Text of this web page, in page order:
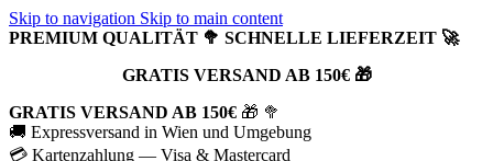
Skip to navigation Skip to main content
PREMIUM QUALITÄT 🥦 SCHNELLE LIEFERZEIT 🚀
GRATIS VERSAND AB 150€ 🎁
GRATIS VERSAND AB 150€ 🎁 🥦
🚚 Expressversand in Wien und Umgebung
💳 Kartenzahlung — Visa & Mastercard